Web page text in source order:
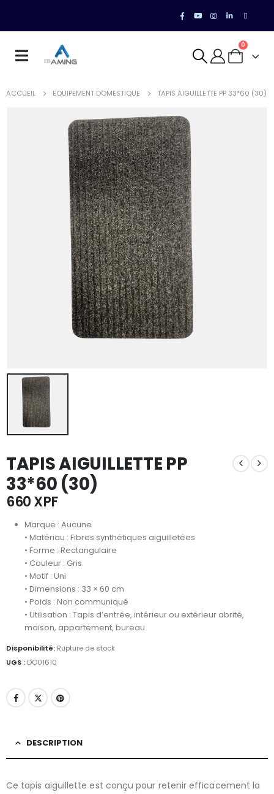
0
ACCUEIL EQUIPEMENT DOMESTIQUE TAPIS AIGUILLETTE PP 33*60 (30)
TAPIS AIGUILLETTE PP
33*60 (30)
660XPF
Marque : Aucune
• Matériau : Fibres synthétiques aiguilletées
• Forme : Rectangulaire
• Couleur : Gris
• Motif : Uni
• Dimensions : 33 × 60 cm
• Poids : Non communiqué
• Utilisation : Tapis d’entrée, intérieur ou extérieur abrité,
maison, appartement, bureau
Disponibilité: Rupture de stock
UGS : DO01610
DESCRIPTION
Ce tapis aiguillette est conçu pour retenir efficacement la